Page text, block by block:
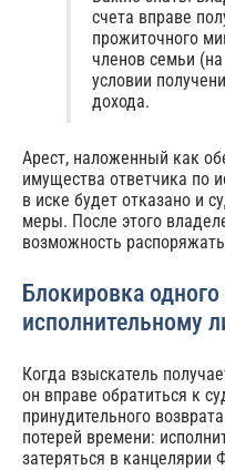
счета вправе
прожиточного
членов семьи
условии
дохода.
Арест, наложенный как
имущества ответчика по
в иске будет отказано и
меры. После этого
возможность
Блокировка
исполнительному
Когда взыскатель
он вправе обратиться к
принудительного
потерей времени:
затеряться в канцелярии